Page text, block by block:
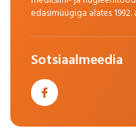
edasimüügiga alates 1992.
Sotsiaalmeedia